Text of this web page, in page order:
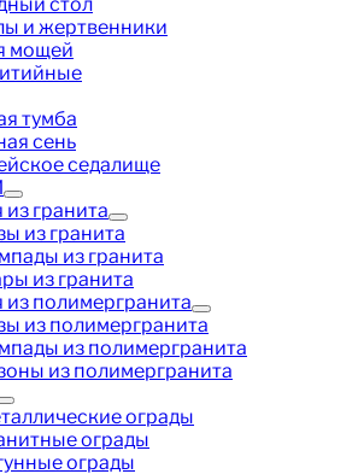
и жертвенники
мощей
тумба
сень
седалище
из гранита
из гранита
из гранита
из гранита
из полимергранита
из полимергранита
из полимергранита
из полимергранита
ограды
ограды
ограды